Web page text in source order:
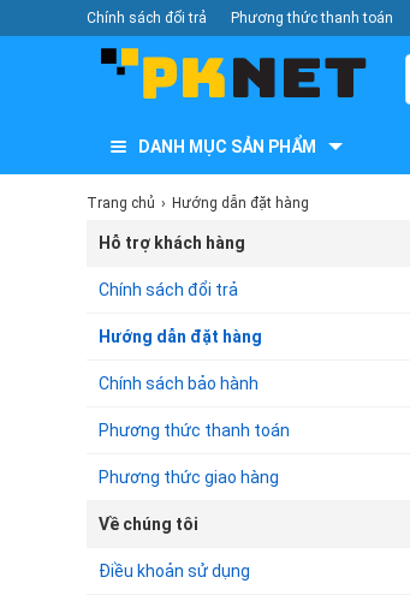
Chính sách đổi trả Phương thức thanh toán
DANH MỤC SẢN PHẨM
Trang chủ Hướng dẫn đặt hàng
Hỗ trợ khách hàng
Chính sách đổi trả
Hướng dẫn đặt hàng
Chính sách bảo hành
Phương thức thanh toán
Phương thức giao hàng
Về chúng tôi
Điều khoản sử dụng